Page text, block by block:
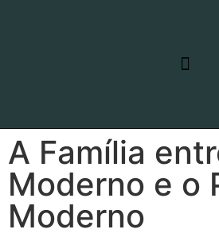
A Família
Moderno e o
Moderno